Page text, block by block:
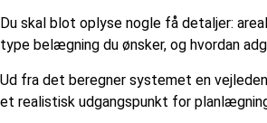
Du skal blot oplyse nogle få detaljer:
type belægning du ønsker, og hvordan
Ud fra det beregner systemet en
et realistisk udgangspunkt for